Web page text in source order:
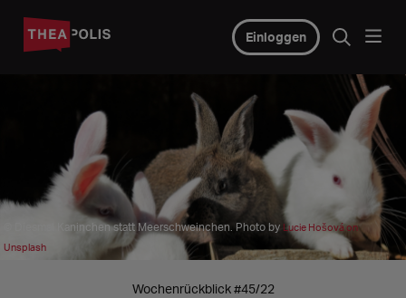
Einloggen
© Diesmal Kaninchen statt Meerschweinchen. Photo by Lucie Hošová on
Unsplash
Wochenrückblick #45/22